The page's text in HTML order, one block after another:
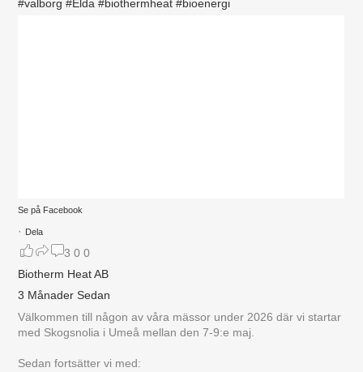
#valborg #Elda #biothermheat #bioenergi
Se på Facebook
· Dela
3 0 0
Biotherm Heat AB
3 Månader Sedan
Välkommen till någon av våra mässor under 2026 där vi startar
med Skogsnolia i Umeå mellan den 7-9:e maj.
Sedan fortsätter vi med: